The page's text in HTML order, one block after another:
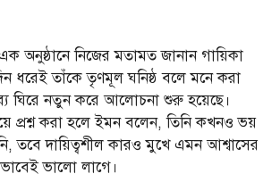
অনুষ্ঠানে নিজের মতামত জানান গায়িকা
ধরেই তাঁকে তৃণমূল ঘনিষ্ঠ বলে মনে করা
ঘিরে নতুন করে আলোচনা শুরু হয়েছে।
প্রশ্ন করা হলে ইমন বলেন, তিনি কখনও ভয়
তবে দায়িত্বশীল কারও মুখে এমন আশ্বাসের
ভালো লাগে।